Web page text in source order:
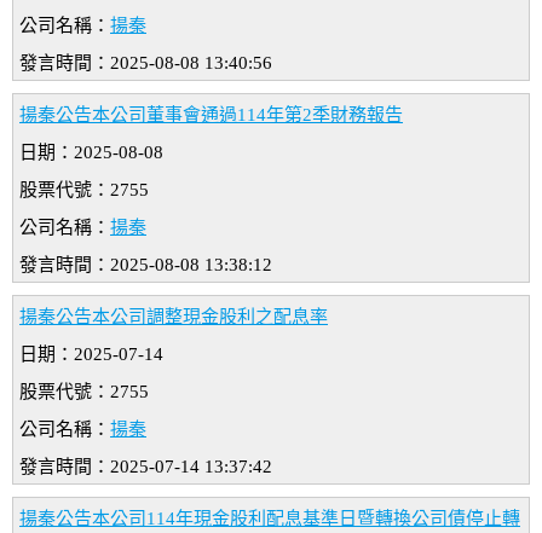
公司名稱： 揚秦
發言時間：2025-08-08 13:40:56
揚秦公告本公司董事會通過114年第2季財務報告
日期：2025-08-08
股票代號：2755
公司名稱： 揚秦
發言時間：2025-08-08 13:38:12
揚秦公告本公司調整現金股利之配息率
日期：2025-07-14
股票代號：2755
公司名稱： 揚秦
發言時間：2025-07-14 13:37:42
揚秦公告本公司114年現金股利配息基準日暨轉換公司債停止轉